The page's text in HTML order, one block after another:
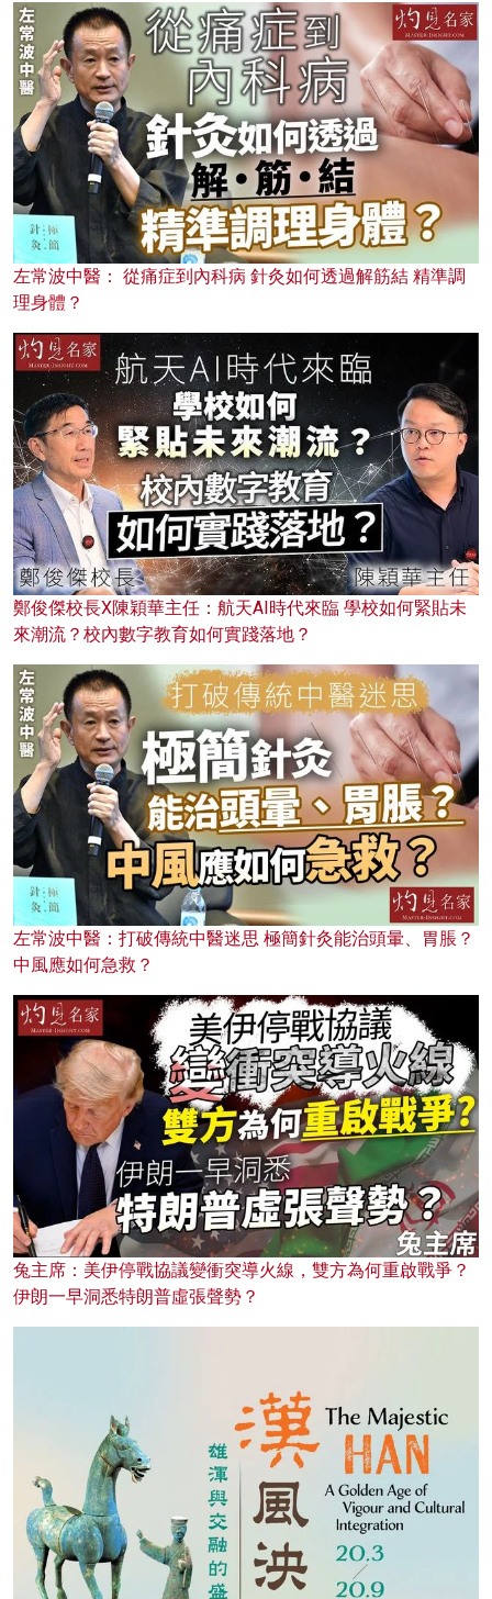
左常波中醫： 從痛症到內科病 針灸如何透過解筋結 精準調
理身體？
鄭俊傑校長X陳穎華主任：航天AI時代來臨 學校如何緊貼未
來潮流？校內數字教育如何實踐落地？
左常波中醫：打破傳統中醫迷思 極簡針灸能治頭暈、胃脹？
中風應如何急救？
兔主席：美伊停戰協議變衝突導火線，雙方為何重啟戰爭？
伊朗一早洞悉特朗普虛張聲勢？